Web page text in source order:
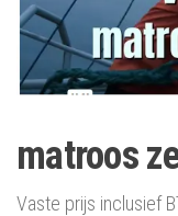
matroos
Vaste prijs inclusief